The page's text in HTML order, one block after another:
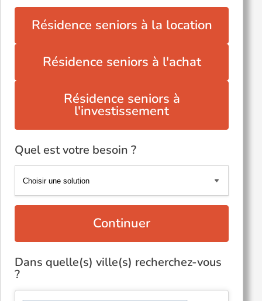
Résidence seniors à la location
Résidence seniors à l'achat
Résidence seniors à
l'investissement
Quel est votre besoin ?
Continuer
Dans quelle(s) ville(s) recherchez-vous
?